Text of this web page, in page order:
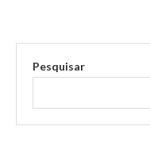
Pesquisar